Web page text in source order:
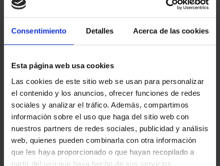
Consentimiento Detalles Acerca de las cookies
Esta página web usa cookies
Las cookies de este sitio web se usan para personalizar
el contenido y los anuncios, ofrecer funciones de redes
sociales y analizar el tráfico. Además, compartimos
información sobre el uso que haga del sitio web con
nuestros partners de redes sociales, publicidad y análisis
web, quienes pueden combinarla con otra información
que les haya proporcionado o que hayan recopilado a
partir del uso que haya hecho de sus servicios.
COL. COMPLETA
2.040,00 €
ÁGUILA CALVA 8 REALES
140,00 €